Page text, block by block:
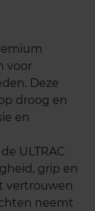
voor
Deze
droog en
en
ULTRAC
grip en
vertrouwen
neemt